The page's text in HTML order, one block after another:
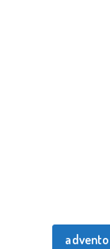
advento